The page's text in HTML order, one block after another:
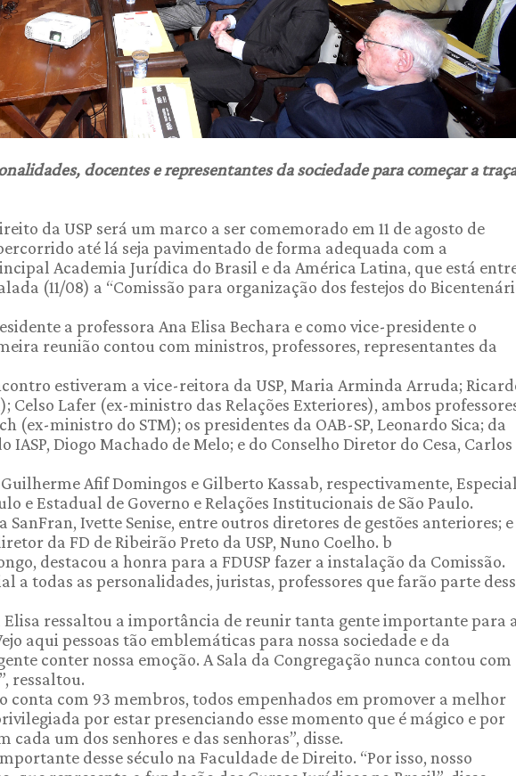
docentes e representantes da sociedade para começar a
da USP será um marco a ser comemorado em 11 de agosto de
até lá seja pavimentado de forma adequada com a
Academia Jurídica do Brasil e da América Latina, que está
(11/08) a “Comissão para organização dos festejos do
a professora Ana Elisa Bechara e como vice-presidente o
reunião contou com ministros, professores, representantes da
estiveram a vice-reitora da USP, Maria Arminda Arruda;
Lafer (ex-ministro das Relações Exteriores), ambos
(ex-ministro do STM); os presidentes da OAB-SP, Leonardo Sica; da
IASP, Diogo Machado de Melo; e do Conselho Diretor do Cesa, Carlos
Afif Domingos e Gilberto Kassab, respectivamente, Especial
e Estadual de Governo e Relações Institucionais de São Paulo.
Ivette Senise, entre outros diretores de gestões anteriores; e
da FD de Ribeirão Preto da USP, Nuno Coelho. b
destacou a honra para a FDUSP fazer a instalação da Comissão.
a todas as personalidades, juristas, professores que farão parte
Elisa ressaltou a importância de reunir tanta gente importante para a
aqui pessoas tão emblemáticas para nossa sociedade e da
conter nossa emoção. A Sala da Congregação nunca contou com
ressaltou.
conta com 93 membros, todos empenhados em promover a melhor
por estar presenciando esse momento que é mágico e por
um dos senhores e das senhoras”, disse.
desse século na Faculdade de Direito. “Por isso, nosso